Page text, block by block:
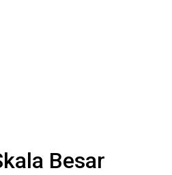
Besar